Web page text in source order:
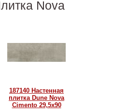
Nova
187140 Настенная
плитка Dune Nova
Cimento 29,5x90